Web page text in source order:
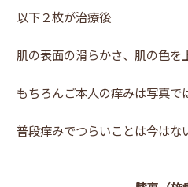
以下２枚が治療後
肌の表面の滑らかさ、肌の色を
もちろんご本人の痒みは写真で
普段痒みでつらいことは今はな